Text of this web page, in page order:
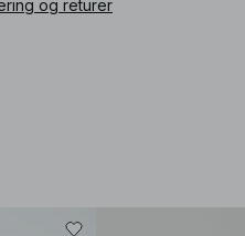
og returer